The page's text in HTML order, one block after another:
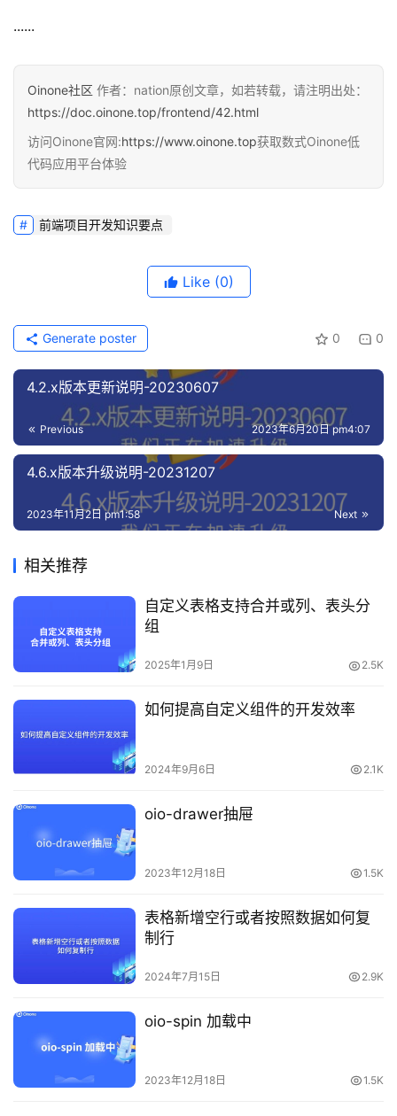
......
Oinone社区 作者：nation原创文章，如若转载，请注明出处：
https://doc.oinone.top/frontend/42.html
访问Oinone官网:https://www.oinone.top获取数式Oinone低
代码应用平台体验
前端项目开发知识要点
Like (0)
0 0
Generate poster
4.2.x版本更新说明-20230607
Previous 2023年6月20日 pm4:07
4.6.x版本升级说明-20231207
Next
2023年11月2日 pm1:58
相关推荐
自定义表格支持合并或列、表头分
组
2025年1月9日 2.5K
如何提高自定义组件的开发效率
2024年9月6日 2.1K
oio-drawer抽屉
2023年12月18日 1.5K
表格新增空行或者按照数据如何复
制行
2024年7月15日 2.9K
oio-spin 加载中
2023年12月18日 1.5K